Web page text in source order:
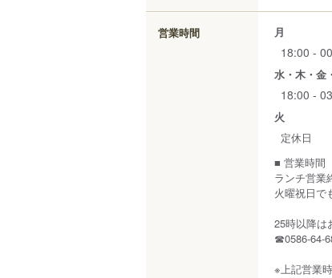
営業時間 月
18:00 -
水・木・金
18:00 -
火
定休日
■ 営業時間
ランチ営業
火曜祝日で
25時以降は
☎︎0586-64-
※上記営業